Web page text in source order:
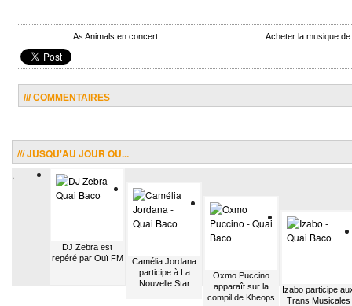
As Animals en concert Acheter la musique
/// COMMENTAIRES
/// JUSQU'AU JOUR OÙ...
.
DJ Zebra est
repéré par Ouï FM
Camélia Jordana
participe à La
Nouvelle Star
Oxmo Puccino
apparaît sur la
compil de Kheops
Izabo participe
Trans Musicales